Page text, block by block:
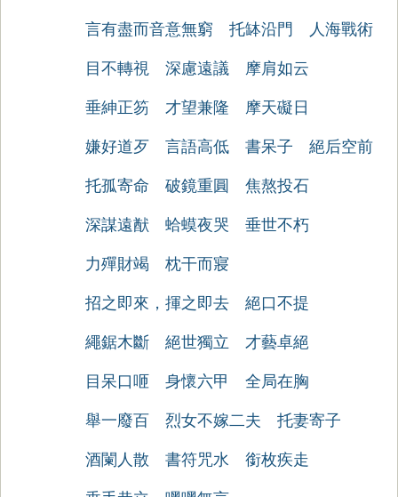
言有盡而音意無窮 托缽沿門 人海戰術
目不轉視 深慮遠議 摩肩如云
垂紳正笏 才望兼隆 摩天礙日
嫌好道歹 言語高低 書呆子 絕后空前
托孤寄命 破鏡重圓 焦熬投石
深謀遠猷 蛤蟆夜哭 垂世不朽
力殫財竭 枕干而寢
招之即來，揮之即去 絕口不提
繩鋸木斷 絕世獨立 才藝卓絕
目呆口咂 身懷六甲 全局在胸
舉一廢百 烈女不嫁二夫 托妻寄子
酒闌人散 書符咒水 銜枚疾走